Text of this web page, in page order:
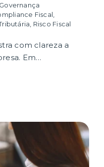
Governança
Fiscal
Risco Fiscal
com clareza a
Em…